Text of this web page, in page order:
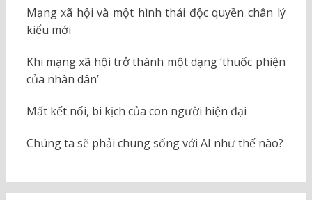
Mạng xã hội và một hình thái độc quyền chân lý
kiểu mới
Khi mạng xã hội trở thành một dạng ‘thuốc phiện
của nhân dân’
Mất kết nối, bi kịch của con người hiện đại
Chúng ta sẽ phải chung sống với AI như thế nào?